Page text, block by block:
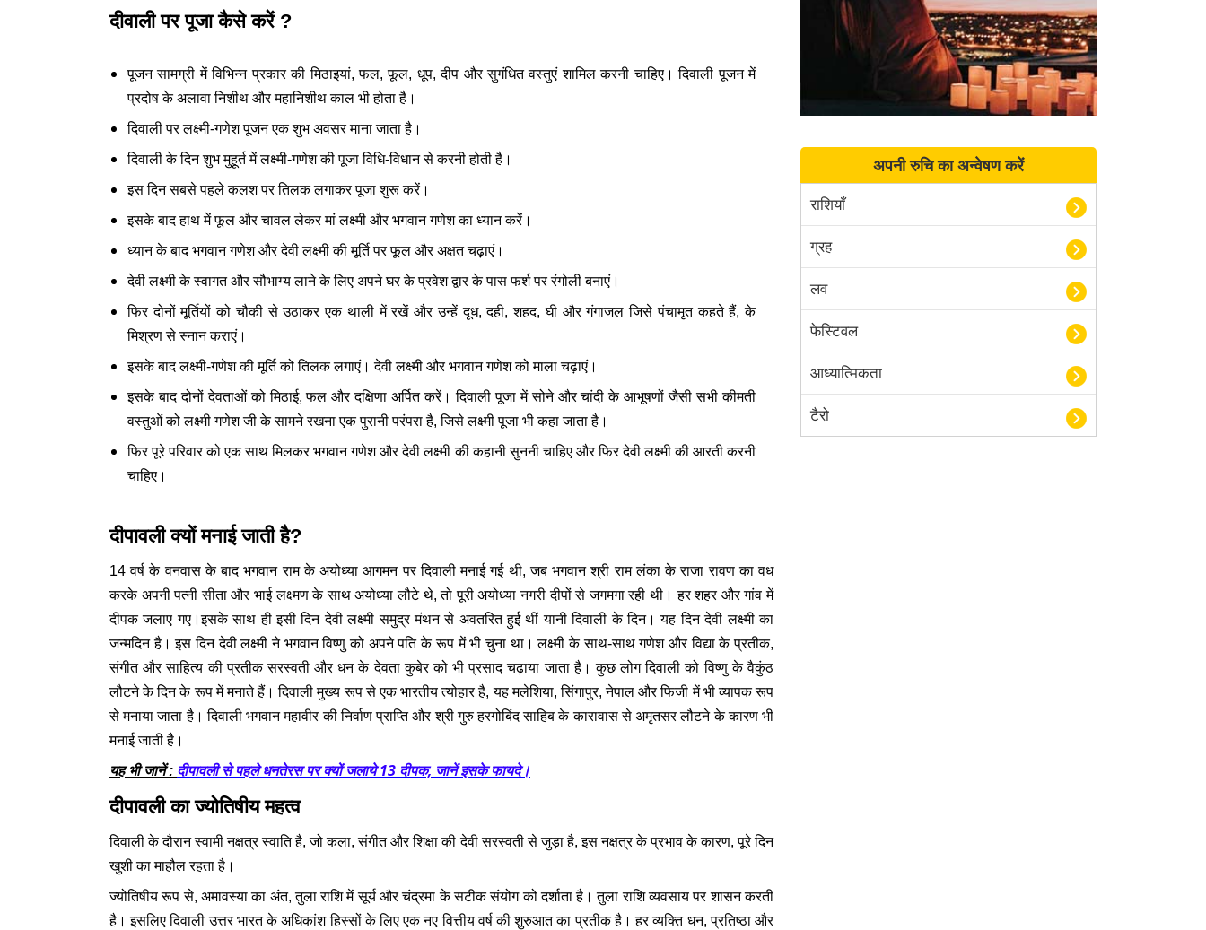
दीवाली पर पूजा कैसे करें ?
पूजन सामग्री में विभिन्न प्रकार की मिठाइयां, फल, फूल, धूप, दीप और सुगंधित वस्तुएं शामिल करनी चाहिए। दिवाली पूजन में
प्रदोष के अलावा निशीथ और महानिशीथ काल भी होता है।
दिवाली पर लक्ष्मी-गणेश पूजन एक शुभ अवसर माना जाता है।
दिवाली के दिन शुभ मुहूर्त में लक्ष्मी-गणेश की पूजा विधि-विधान से करनी होती है।
इस दिन सबसे पहले कलश पर तिलक लगाकर पूजा शुरू करें।
इसके बाद हाथ में फूल और चावल लेकर मां लक्ष्मी और भगवान गणेश का ध्यान करें।
ध्यान के बाद भगवान गणेश और देवी लक्ष्मी की मूर्ति पर फूल और अक्षत चढ़ाएं।
देवी लक्ष्मी के स्वागत और सौभाग्य लाने के लिए अपने घर के प्रवेश द्वार के पास फर्श पर रंगोली बनाएं।
फिर दोनों मूर्तियों को चौकी से उठाकर एक थाली में रखें और उन्हें दूध, दही, शहद, घी और गंगाजल जिसे पंचामृत कहते हैं, के
मिश्रण से स्नान कराएं।
इसके बाद लक्ष्मी-गणेश की मूर्ति को तिलक लगाएं। देवी लक्ष्मी और भगवान गणेश को माला चढ़ाएं।
इसके बाद दोनों देवताओं को मिठाई, फल और दक्षिणा अर्पित करें। दिवाली पूजा में सोने और चांदी के आभूषणों जैसी सभी कीमती
वस्तुओं को लक्ष्मी गणेश जी के सामने रखना एक पुरानी परंपरा है, जिसे लक्ष्मी पूजा भी कहा जाता है।
फिर पूरे परिवार को एक साथ मिलकर भगवान गणेश और देवी लक्ष्मी की कहानी सुननी चाहिए और फिर देवी लक्ष्मी की आरती करनी
चाहिए।
दीपावली क्यों मनाई जाती है?
14 वर्ष के वनवास के बाद भगवान राम के अयोध्या आगमन पर दिवाली मनाई गई थी, जब भगवान श्री राम लंका के राजा रावण का वध
करके अपनी पत्नी सीता और भाई लक्ष्मण के साथ अयोध्या लौटे थे, तो पूरी अयोध्या नगरी दीपों से जगमगा रही थी। हर शहर और गांव में
दीपक जलाए गए।इसके साथ ही इसी दिन देवी लक्ष्मी समुद्र मंथन से अवतरित हुई थीं यानी दिवाली के दिन। यह दिन देवी लक्ष्मी का
जन्मदिन है। इस दिन देवी लक्ष्मी ने भगवान विष्णु को अपने पति के रूप में भी चुना था। लक्ष्मी के साथ-साथ गणेश और विद्या के प्रतीक,
संगीत और साहित्य की प्रतीक सरस्वती और धन के देवता कुबेर को भी प्रसाद चढ़ाया जाता है। कुछ लोग दिवाली को विष्णु के वैकुंठ
लौटने के दिन के रूप में मनाते हैं। दिवाली मुख्य रूप से एक भारतीय त्योहार है, यह मलेशिया, सिंगापुर, नेपाल और फिजी में भी व्यापक रूप
से मनाया जाता है। दिवाली भगवान महावीर की निर्वाण प्राप्ति और श्री गुरु हरगोबिंद साहिब के कारावास से अमृतसर लौटने के कारण भी
मनाई जाती है।
यह भी जानें : दीपावली से पहले धनतेरस पर क्यों जलाये 13 दीपक, जानें इसके फायदे।
दीपावली का ज्योतिषीय महत्व
दिवाली के दौरान स्वामी नक्षत्र स्वाति है, जो कला, संगीत और शिक्षा की देवी सरस्वती से जुड़ा है, इस नक्षत्र के प्रभाव के कारण, पूरे दिन
खुशी का माहौल रहता है।
ज्योतिषीय रूप से, अमावस्या का अंत, तुला राशि में सूर्य और चंद्रमा के सटीक संयोग को दर्शाता है। तुला राशि व्यवसाय पर शासन करती
है। इसलिए दिवाली उत्तर भारत के अधिकांश हिस्सों के लिए एक नए वित्तीय वर्ष की शुरुआत का प्रतीक है। हर व्यक्ति धन, प्रतिष्ठा और
अपनी रुचि का अन्वेषण करें
राशियाँ
ग्रह
लव
फेस्टिवल
आध्यात्मिकता
टैरो